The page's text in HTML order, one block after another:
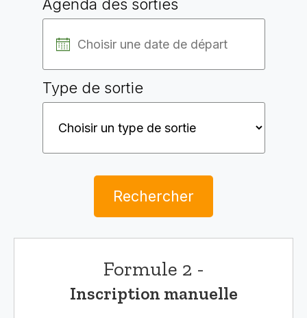
Agenda des sorties
Type de sortie
Rechercher
Formule 2 -
Inscription manuelle